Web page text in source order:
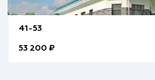
41-53
53 200 ₽